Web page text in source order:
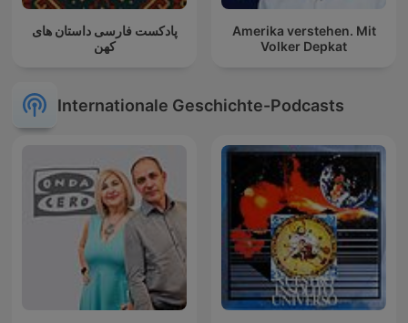
پادکست فارسی داستان های
کهن
Amerika verstehen. Mit
Volker Depkat
Internationale Geschichte-Podcasts